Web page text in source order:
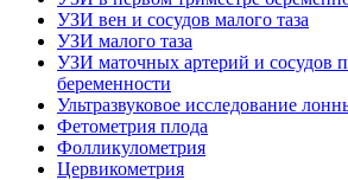
УЗИ вен и сосудов малого таза
УЗИ малого таза
УЗИ маточных артерий и сосудов
беременности
Ультразвуковое исследование
Фетометрия плода
Фолликулометрия
Цервикометрия